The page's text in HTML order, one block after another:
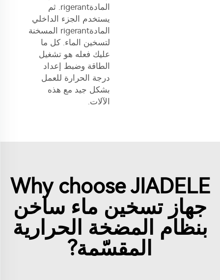
المادةrigerant. ثم
يستخدم الجزء الداخلي
المادةrigerant المسخنة
لتسخين الماء. كل ما
عليك فعله هو تشغيل
الطاقة وضبط إعداد
درجة الحرارة للعمل
بشكل جيد مع هذه
الآلات.
Why choose JIADELE
جهاز تسخين ماء ساخن
بنظام المضخة الحرارية
المقسّمة?